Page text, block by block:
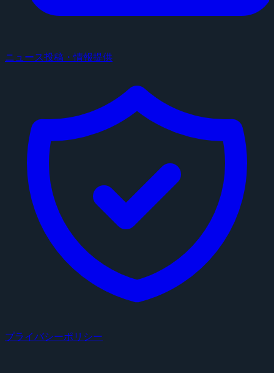
ニュース投稿・情報提供
プライバシーポリシー